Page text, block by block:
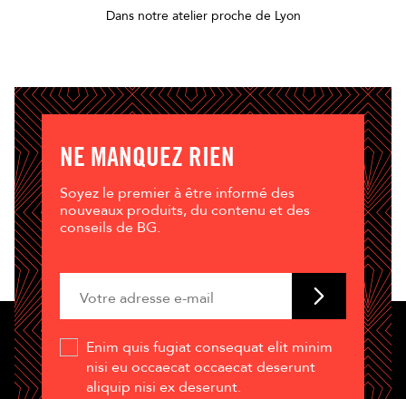
Dans notre atelier proche de Lyon
NE MANQUEZ RIEN
Soyez le premier à être informé des
nouveaux produits, du contenu et des
conseils de BG.
Enim quis fugiat consequat elit minim
nisi eu occaecat occaecat deserunt
aliquip nisi ex deserunt.